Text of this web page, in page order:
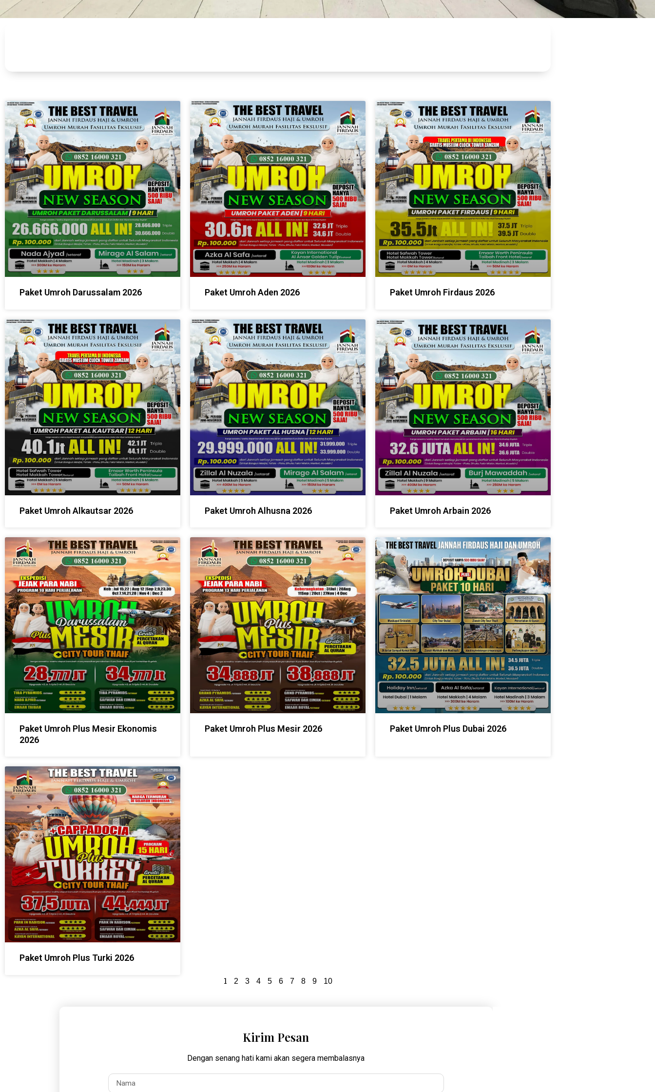
Paket Umroh Darussalam 2026 Paket Umroh Aden 2026 Paket Umroh Firdaus 2026
Paket Umroh Alkautsar 2026 Paket Umroh Alhusna 2026 Paket Umroh Arbain 2026
Paket Umroh Plus Mesir Ekonomis
2026
Paket Umroh Plus Mesir 2026 Paket Umroh Plus Dubai 2026
Paket Umroh Plus Turki 2026
1 2 3 4 5 6 7 8 9 10
Kirim Pesan
Dengan senang hati kami akan segera membalasnya